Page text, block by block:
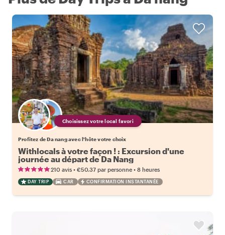
Choisissez votre local favori
Profitez de Da nang avec l'hôte votre choix
Withlocals à votre façon ! : Excursion d'une
journée au départ de Da Nang
210 avis • €50.37 par personne • 8 heures
DAY TRIP CAR CONFIRMATION INSTANTANÉE